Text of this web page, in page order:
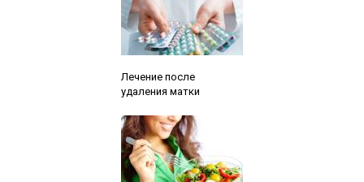
Лечение после
удаления матки